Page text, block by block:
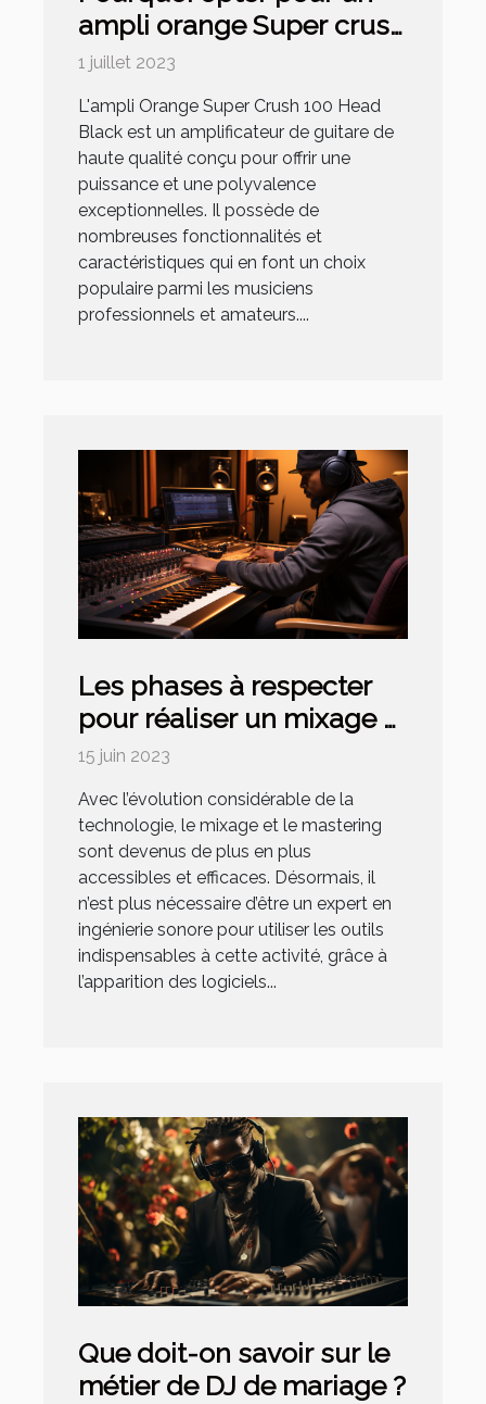
ampli orange Super crush
100 Head Black ?
1 juillet 2023
L'ampli Orange Super Crush 100 Head
Black est un amplificateur de guitare de
haute qualité conçu pour offrir une
puissance et une polyvalence
exceptionnelles. Il possède de
nombreuses fonctionnalités et
caractéristiques qui en font un choix
populaire parmi les musiciens
professionnels et amateurs....
Les phases à respecter
pour réaliser un mixage et
mastering en ligne
15 juin 2023
Avec l’évolution considérable de la
technologie, le mixage et le mastering
sont devenus de plus en plus
accessibles et efficaces. Désormais, il
n’est plus nécessaire d’être un expert en
ingénierie sonore pour utiliser les outils
indispensables à cette activité, grâce à
l’apparition des logiciels...
Que doit-on savoir sur le
métier de DJ de mariage ?